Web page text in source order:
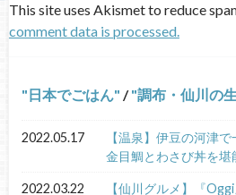
This site uses Akismet to reduce
comment data is processed.
日本でごはん / 調布・仙川の
2022.05.17
【温泉】伊豆の河津
金目鯛とわさび丼を堪
2022.03.22
【仙川グルメ】『